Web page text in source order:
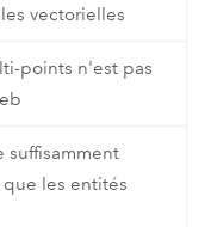
vectorielles
points n'est pas
suffisamment
les entités